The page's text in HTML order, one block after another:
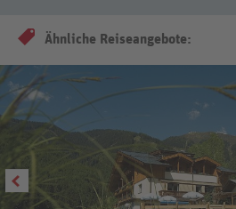
Ähnliche Reiseangebote: